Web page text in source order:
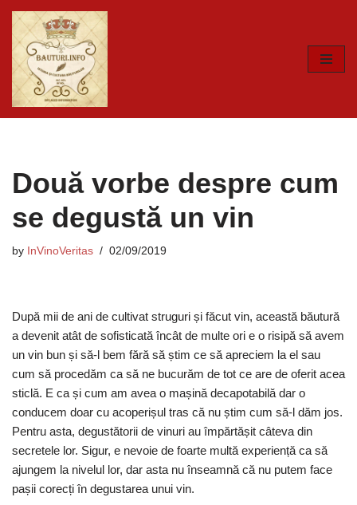
Skip
to
content
Două vorbe despre cum
se degustă un vin
by InVinoVeritas 02/09/2019
După mii de ani de cultivat struguri și făcut vin, această băutură
a devenit atât de sofisticată încât de multe ori e o risipă să avem
un vin bun și să-l bem fără să știm ce să apreciem la el sau
cum să procedăm ca să ne bucurăm de tot ce are de oferit acea
sticlă. E ca și cum am avea o mașină decapotabilă dar o
conducem doar cu acoperișul tras că nu știm cum să-l dăm jos.
Pentru asta, degustătorii de vinuri au împărtășit câteva din
secretele lor. Sigur, e nevoie de foarte multă experiență ca să
ajungem la nivelul lor, dar asta nu înseamnă că nu putem face
pașii corecți în degustarea unui vin.